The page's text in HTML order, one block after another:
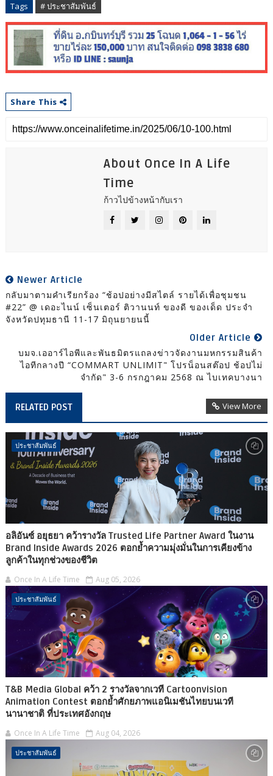
Tags # ประชาสัมพันธ์
Share This
About Once In A Life
Time
ก้าวไปข้างหน้ากับเรา
Newer Article
กลับมาตามคำเรียกร้อง “ช้อปอย่างมีสไตล์ รายได้เพื่อชุมชน
#22” @ เดอะไนน์ เซ็นเตอร์ ติวานนท์ ของดี ของเด็ด ประจำ
จังหวัดปทุมธานี 11-17 มิถุนยายนนี้
Older Article
บมจ.เออาร์ไอพีและพันธมิตรแถลงข่าวจัดงานมหกรรมสินค้า
ไอทีกลางปี “COMMART UNLIMIT" โปรน็อนสต๊อป ช้อปไม่
จำกัด" 3-6 กรกฎาคม 2568 ณ ไบเทคบางนา
RELATED POST View More
ประชาสัมพันธ์
อลิอันซ์ อยุธยา คว้ารางวัล Trusted Life Partner Award ในงาน
Brand Inside Awards 2026 ตอกย้ำความมุ่งมั่นในการเคียงข้าง
ลูกค้าในทุกช่วงของชีวิต
Once In A Life Time Aug 05, 2026
ประชาสัมพันธ์
T&B Media Global คว้า 2 รางวัลจากเวที Cartoonvision
Animation Contest ตอกย้ำศักยภาพแอนิเมชันไทยบนเวที
นานาชาติ ที่ประเทศอังกฤษ
Once In A Life Time Aug 04, 2026
ประชาสัมพันธ์